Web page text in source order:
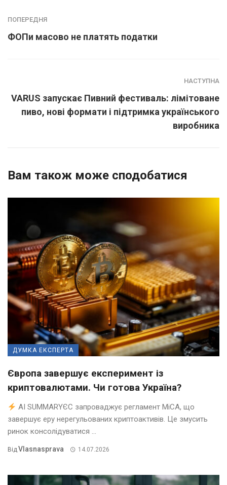
ПОПЕРЕДНЯ
ФОПи масово не платять податки
НАСТУПНА
VARUS запускає Пивний фестиваль: лімітоване
пиво, нові формати і підтримка українського
виробника
Вам також може сподобатися
ДУМКА ЕКСПЕРТА
Європа завершує експеримент із
криптовалютами. Чи готова Україна?
AI SUMMARYЄС запроваджує регламент MiCA, що
завершує еру нерегульованих криптоактивів. Це змусить
ринок консолідуватися ...
ВідVlasnasprava 14.07.2026